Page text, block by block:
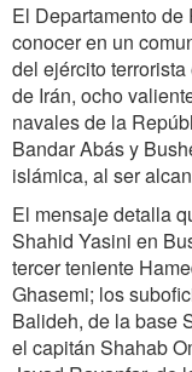
El Departamento
conocer en un
del ejército
de Irán, ocho
navales de la
Bandar Abás y
islámica, al ser
El mensaje detalla
Shahid Yasini en
tercer teniente
Ghasemi; los
Balideh, de la base
el capitán Shahab